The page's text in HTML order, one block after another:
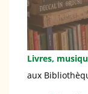
Livres,
aux